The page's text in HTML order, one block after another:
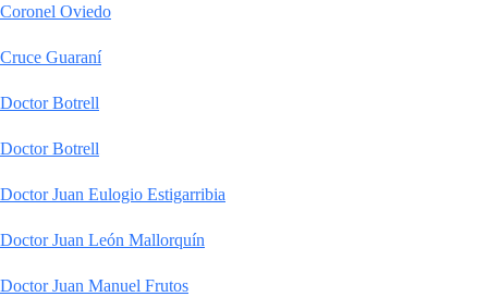
Coronel Oviedo
Cruce Guaraní
Doctor Botrell
Doctor Botrell
Doctor Juan Eulogio Estigarribia
Doctor Juan León Mallorquín
Doctor Juan Manuel Frutos